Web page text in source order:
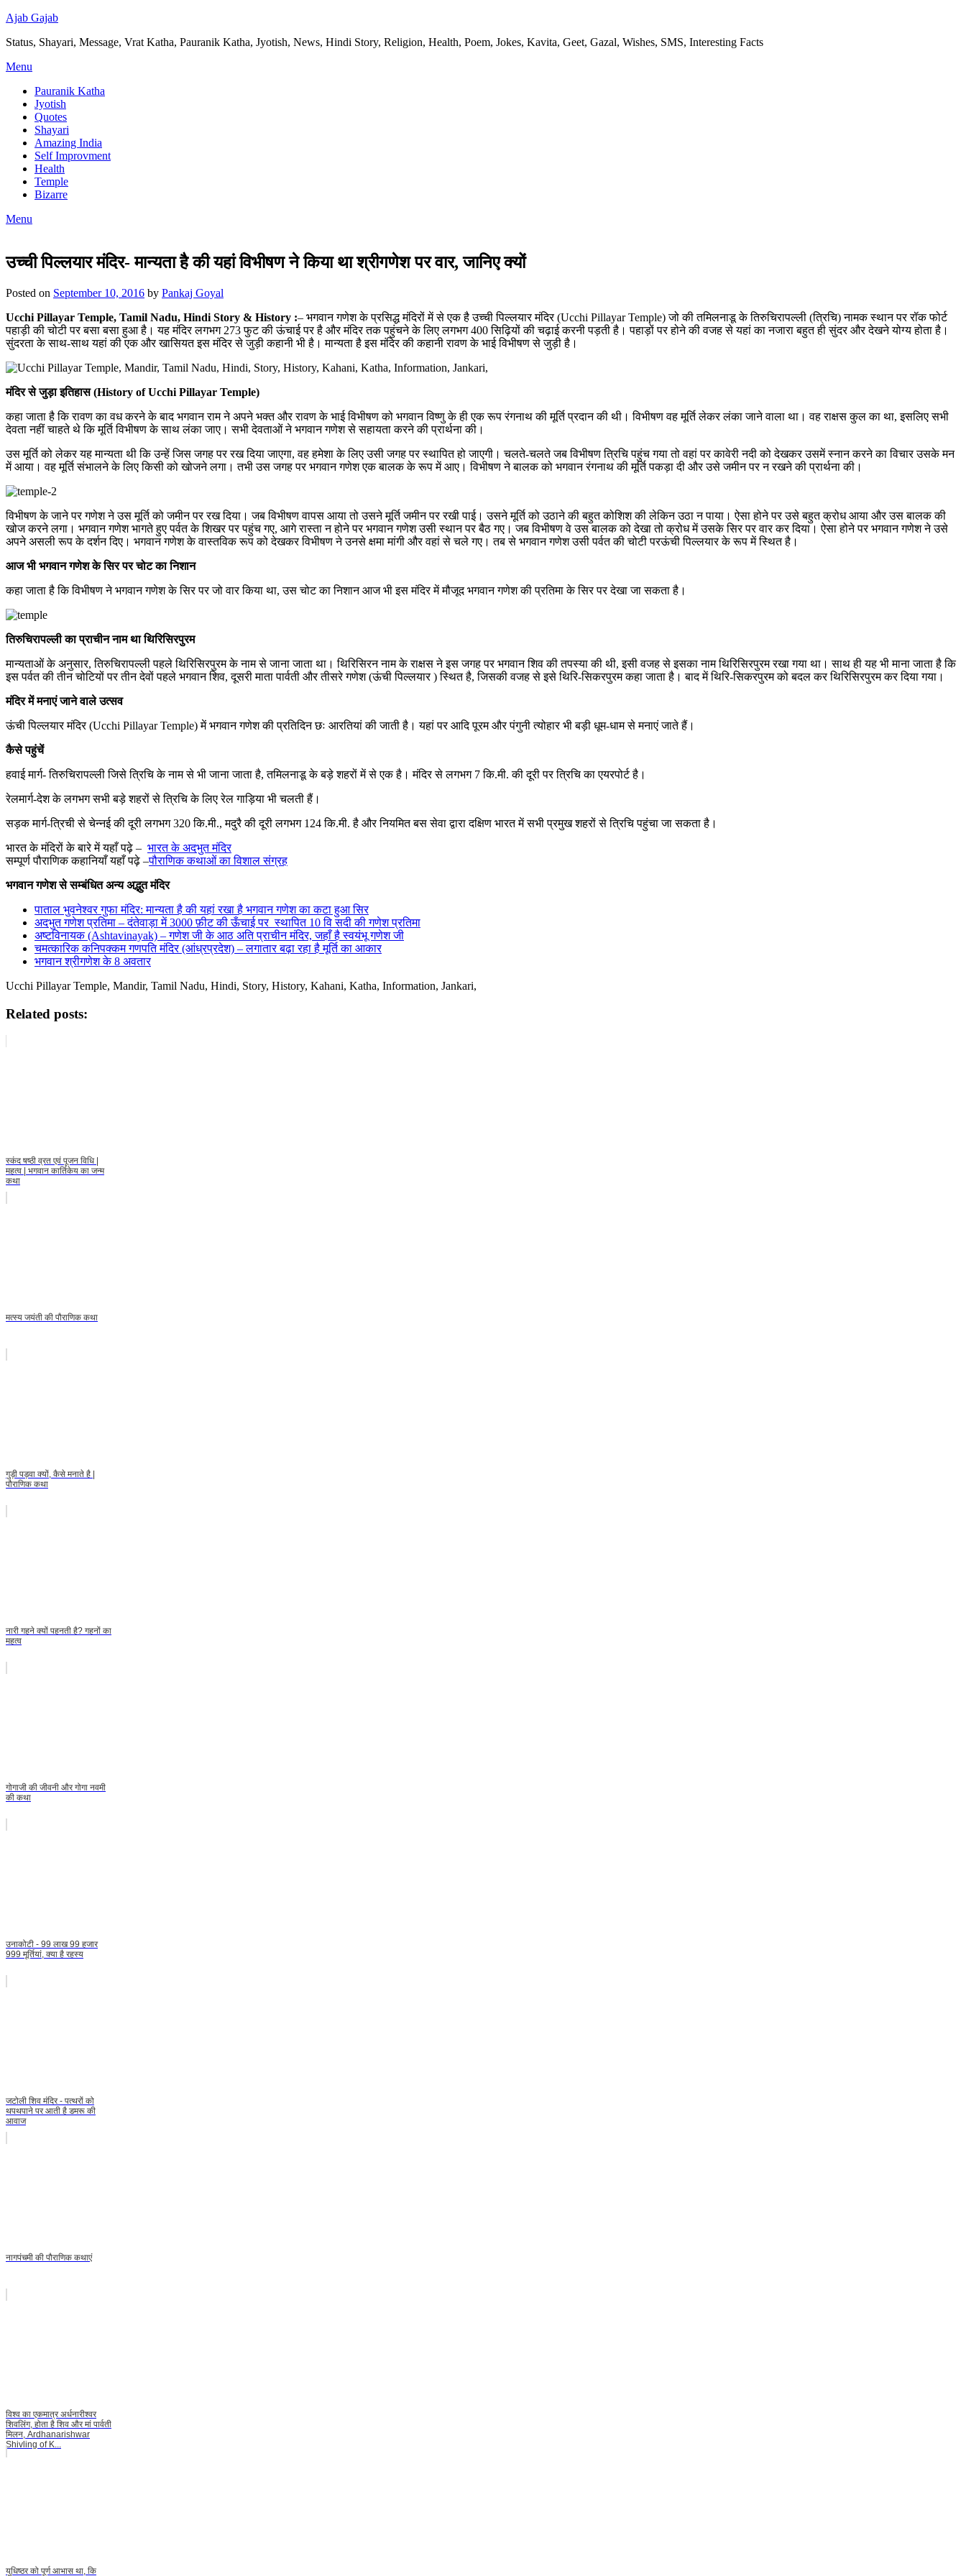
Ajab Gajab
Status, Shayari, Message, Vrat Katha, Pauranik Katha, Jyotish, News, Hindi Story, Religion, Health, Poem, Jokes, Kavita, Geet, Gazal, Wishes, SMS, Interesting Facts
Menu
Pauranik Katha
Jyotish
Quotes
Shayari
Amazing India
Self Improvment
Health
Temple
Bizarre
Menu
उच्ची पिल्लयार मंदिर- मान्यता है की यहां विभीषण ने किया था श्रीगणेश पर वार, जानिए क्यों
Posted on September 10, 2016 by Pankaj Goyal
Ucchi Pillayar Temple, Tamil Nadu, Hindi Story & History :– भगवान गणेश के प्रसिद्ध मंदिरों में से एक है उच्ची पिल्लयार मंदिर (Ucchi Pillayar Temple) जो की तमिलनाडू के तिरुचिरापल्ली (त्रिचि) नामक स्थान पर रॉक फोर्ट
पहाड़ी की चोटी पर बसा बसा हुआ है। यह मंदिर लगभग 273 फुट की ऊंचाई पर है और मंदिर तक पहुंचने के लिए लगभग 400 सिढ़ियों की चढ़ाई करनी पड़ती है। पहाड़ों पर होने की वजह से यहां का नजारा बहुत ही सुंदर और देखने योग्य होता है।
सुंदरता के साथ-साथ यहां की एक और खासियत इस मंदिर से जुड़ी कहानी भी है। मान्यता है इस मंदिर की कहानी रावण के भाई विभीषण से जुड़ी है।
मंदिर से जुड़ा इतिहास (History of Ucchi Pillayar Temple)
कहा जाता है कि रावण का वध करने के बाद भगवान राम ने अपने भक्त और रावण के भाई विभीषण को भगवान विष्णु के ही एक रूप रंगनाथ की मूर्ति प्रदान की थी। विभीषण वह मूर्ति लेकर लंका जाने वाला था। वह राक्षस कुल का था, इसलिए सभी
देवता नहीं चाहते थे कि मूर्ति विभीषण के साथ लंका जाए। सभी देवताओं ने भगवान गणेश से सहायता करने की प्रार्थना की।
उस मूर्ति को लेकर यह मान्यता थी कि उन्हें जिस जगह पर रख दिया जाएगा, वह हमेशा के लिए उसी जगह पर स्थापित हो जाएगी। चलते-चलते जब विभीषण त्रिचि पहुंच गया तो वहां पर कावेरी नदी को देखकर उसमें स्नान करने का विचार उसके मन
में आया। वह मूर्ति संभालने के लिए किसी को खोजने लगा। तभी उस जगह पर भगवान गणेश एक बालक के रूप में आए। विभीषण ने बालक को भगवान रंगनाथ की मूर्ति पकड़ा दी और उसे जमीन पर न रखने की प्रार्थना की।
विभीषण के जाने पर गणेश ने उस मूर्ति को जमीन पर रख दिया। जब विभीषण वापस आया तो उसने मूर्ति जमीन पर रखी पाई। उसने मूर्ति को उठाने की बहुत कोशिश की लेकिन उठा न पाया। ऐसा होने पर उसे बहुत क्रोध आया और उस बालक की
खोज करने लगा। भगवान गणेश भागते हुए पर्वत के शिखर पर पहुंच गए, आगे रास्ता न होने पर भगवान गणेश उसी स्थान पर बैठ गए। जब विभीषण वे उस बालक को देखा तो क्रोध में उसके सिर पर वार कर दिया। ऐसा होने पर भगवान गणेश ने उसे
अपने असली रूप के दर्शन दिए। भगवान गणेश के वास्तविक रूप को देखकर विभीषण ने उनसे क्षमा मांगी और वहां से चले गए। तब से भगवान गणेश उसी पर्वत की चोटी परऊंची पिल्लयार के रूप में स्थित है।
आज भी भगवान गणेश के सिर पर चोट का निशान
कहा जाता है कि विभीषण ने भगवान गणेश के सिर पर जो वार किया था, उस चोट का निशान आज भी इस मंदिर में मौजूद भगवान गणेश की प्रतिमा के सिर पर देखा जा सकता है।
तिरुचिरापल्ली का प्राचीन नाम था थिरिसिरपुरम
मान्यताओं के अनुसार, तिरुचिरापल्ली पहले थिरिसिरपुरम के नाम से जाना जाता था। थिरिसिरन नाम के राक्षस ने इस जगह पर भगवान शिव की तपस्या की थी, इसी वजह से इसका नाम थिरिसिरपुरम रखा गया था। साथ ही यह भी माना जाता है कि
इस पर्वत की तीन चोटियों पर तीन देवों पहले भगवान शिव, दूसरी माता पार्वती और तीसरे गणेश (ऊंची पिल्लयार ) स्थित है, जिसकी वजह से इसे थिरि-सिकरपुरम कहा जाता है। बाद में थिरि-सिकरपुरम को बदल कर थिरिसिरपुरम कर दिया गया।
मंदिर में मनाएं जाने वाले उत्सव
ऊंची पिल्लयार मंदिर (Ucchi Pillayar Temple) में भगवान गणेश की प्रतिदिन छः आरतियां की जाती है। यहां पर आदि पूरम और पंगुनी त्योहार भी बड़ी धूम-धाम से मनाएं जाते हैं।
कैसे पहुंचें
हवाई मार्ग- तिरुचिरापल्ली जिसे त्रिचि के नाम से भी जाना जाता है, तमिलनाडू के बड़े शहरों में से एक है। मंदिर से लगभग 7 कि.मी. की दूरी पर त्रिचि का एयरपोर्ट है।
रेलमार्ग-देश के लगभग सभी बड़े शहरों से त्रिचि के लिए रेल गाड़िया भी चलती हैं।
सड़क मार्ग-त्रिची से चेन्नई की दूरी लगभग 320 कि.मी., मदुरै की दूरी लगभग 124 कि.मी. है और नियमित बस सेवा द्वारा दक्षिण भारत में सभी प्रमुख शहरों से त्रिचि पहुंचा जा सकता है।
भारत के मंदिरों के बारे में यहाँ पढ़े – भारत के अदभुत मंदिर
सम्पूर्ण पौराणिक कहानियाँ यहाँ पढ़े –पौराणिक कथाओं का विशाल संग्रह
भगवान गणेश से सम्बंधित अन्य अद्भुत मंदिर
पाताल भुवनेश्वर गुफा मंदिर: मान्यता है की यहां रखा है भगवान गणेश का कटा हुआ सिर
अदभुत गणेश प्रतिमा – दंतेवाड़ा में 3000 फ़ीट की ऊँचाई पर स्थापित 10 वि सदी की गणेश प्रतिमा
अष्टविनायक (Ashtavinayak) – गणेश जी के आठ अति प्राचीन मंदिर, जहाँ है स्वयंभू गणेश जी
चमत्कारिक कनिपक्कम गणपति मंदिर (आंध्रप्रदेश) – लगातार बढ़ा रहा है मूर्ति का आकार
भगवान श्रीगणेश के 8 अवतार
Ucchi Pillayar Temple, Mandir, Tamil Nadu, Hindi, Story, History, Kahani, Katha, Information, Jankari,
Related posts:
स्कंद षष्ठी व्रत एवं पूजन विधि |
महत्व | भगवान कार्तिकेय का जन्म
कथा
मत्स्य जयंती की पौराणिक कथा
गुड़ी पड़वा क्यों, कैसे मनाते है |
पौराणिक कथा
नारी गहने क्यों पहनती है? गहनों का
महत्व
गोगाजी की जीवनी और गोगा नवमी
की कथा
उनाकोटी - 99 लाख 99 हजार
999 मूर्तियां, क्या है रहस्य
जटोली शिव मंदिर - पत्थरों को
थपथपाने पर आती है डमरू की
आवाज
नागपंचमी की पौराणिक कथाएं
विश्व का एकमात्र अर्धनारीश्वर
शिवलिंग, होता है शिव और मां पार्वती
मिलन, Ardhanarishwar
Shivling of K...
युधिष्ठर को पूर्ण आभास था, कि